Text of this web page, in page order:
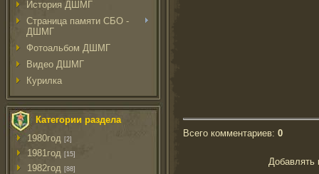
История ДШМГ
Страница памяти СБО -
ДШМГ
Фотоальбом ДШМГ
Видео ДШМГ
Курилка
Категории раздела
1980год [2]
1981год [15]
1982год [88]
Всего комментариев: 0
Добавлять